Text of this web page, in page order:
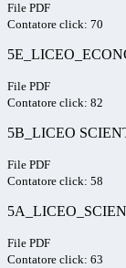
File PDF
Contatore click: 70
File PDF
Contatore click: 82
5B_LICEO
File PDF
Contatore click: 58
File PDF
Contatore click: 63